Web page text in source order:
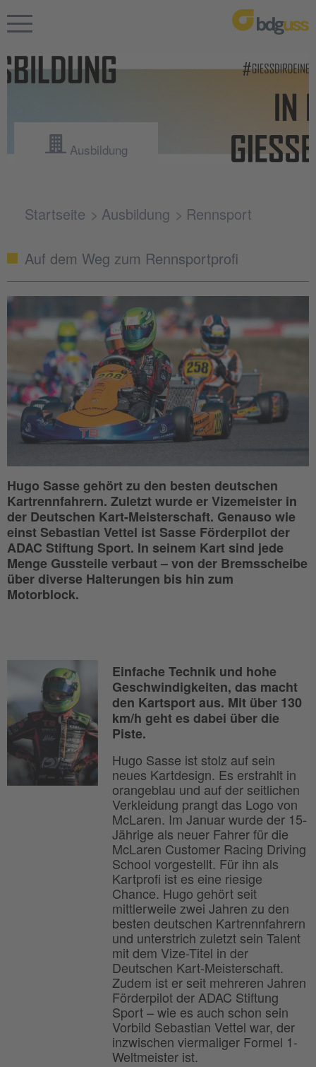
Ausbildung
Startseite Ausbildung Rennsport
Auf dem Weg zum Rennsportprofi
Hugo Sasse gehört zu den besten deutschen
Kartrennfahrern. Zuletzt wurde er Vizemeister in
der Deutschen Kart-Meisterschaft. Genauso wie
einst Sebastian Vettel ist Sasse Förderpilot der
ADAC Stiftung Sport. In seinem Kart sind jede
Menge Gussteile verbaut – von der Bremsscheibe
über diverse Halterungen bis hin zum
Motorblock.
Einfache Technik und hohe
Geschwindigkeiten, das macht
den Kartsport aus. Mit über 130
km/h geht es dabei über die
Piste.
Hugo Sasse ist stolz auf sein
neues Kartdesign. Es erstrahlt in
orangeblau und auf der seitlichen
Verkleidung prangt das Logo von
McLaren. Im Januar wurde der 15-
Jährige als neuer Fahrer für die
McLaren Customer Racing Driving
School vorgestellt. Für ihn als
Kartprofi ist es eine riesige
Chance. Hugo gehört seit
mittlerweile zwei Jahren zu den
besten deutschen Kartrennfahrern
und unterstrich zuletzt sein Talent
mit dem Vize-Titel in der
Deutschen Kart-Meisterschaft.
Zudem ist er seit mehreren Jahren
Förderpilot der ADAC Stiftung
Sport – wie es auch schon sein
Vorbild Sebastian Vettel war, der
inzwischen viermaliger Formel 1-
Weltmeister ist.